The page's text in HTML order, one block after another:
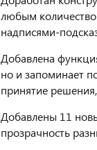
любым
надписями-
Добавлена
но и запоминает
принятие
Добавлены 11
прозрачность